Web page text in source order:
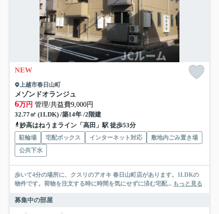
NEW
上越市春日山町
メゾンドオランジュ
6万円 管理/共益費9,000円
32.77㎡ (1LDK) /築14年 /2階建
妙高はねうまライン「高田」駅 徒歩53分
駐輪場 宅配ボックス インターネット対応
敷地内ごみ置き場
公共下水
歩いて4分の場所に、クスリのアオキ 春日山町店があります。1LDKの
物件です。荷物を注文する時に時間を気にせずに済む宅配... もっと見る
募集中の部屋